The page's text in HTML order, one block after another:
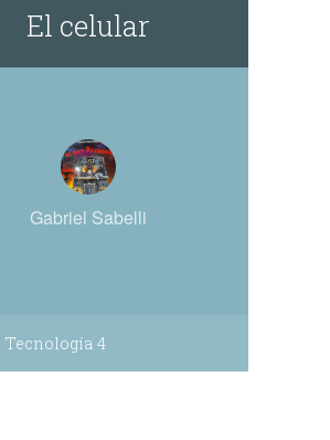
El celular
Gabriel Sabelli
4